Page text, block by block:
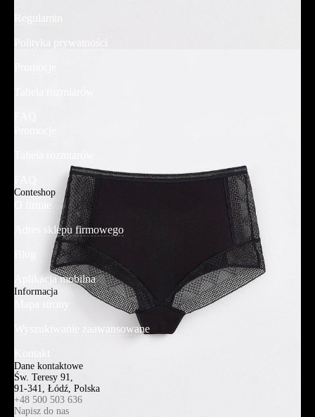
Polityka prywatności
Conteshop
O firmie
Adres sklepu firmowego
Aplikacja mobilna
Informacja
Wyszukiwanie zaawansowane
Dane kontaktowe
Św. Teresy 91,
91-341, Łódź, Polska
+48 500 503 636
Napisz do nas